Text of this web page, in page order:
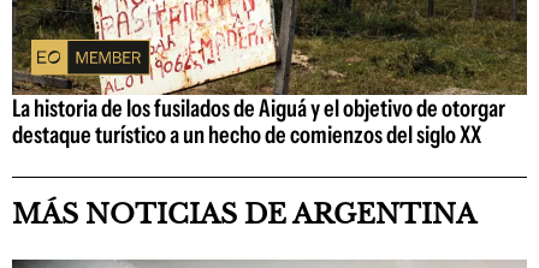
La historia de los fusilados de Aiguá y el objetivo de otorgar
destaque turístico a un hecho de comienzos del siglo XX
MÁS NOTICIAS DE ARGENTINA